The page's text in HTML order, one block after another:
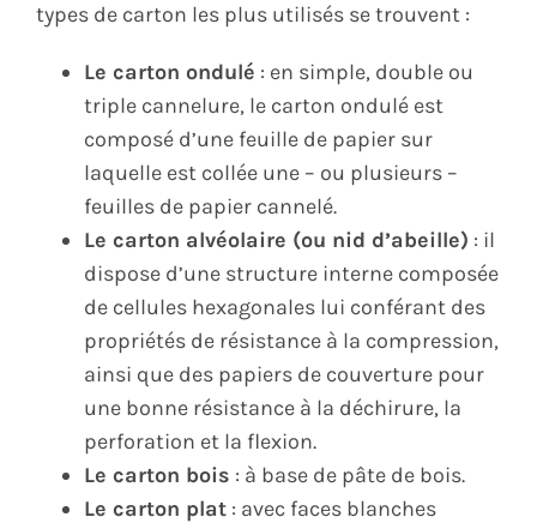
types de carton les plus utilisés se trouvent :
Le carton ondulé : en simple, double ou
triple cannelure, le carton ondulé est
composé d’une feuille de papier sur
laquelle est collée une – ou plusieurs –
feuilles de papier cannelé.
Le carton alvéolaire (ou nid d’abeille) : il
dispose d’une structure interne composée
de cellules hexagonales lui conférant des
propriétés de résistance à la compression,
ainsi que des papiers de couverture pour
une bonne résistance à la déchirure, la
perforation et la flexion.
Le carton bois : à base de pâte de bois.
Le carton plat : avec faces blanches